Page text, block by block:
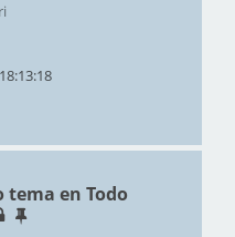
tema en Todo